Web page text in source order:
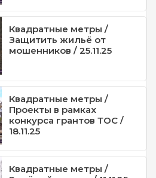
Квадратные метры /
Защитить жильё от
мошенников / 25.11.25
Квадратные метры /
Проекты в рамках
конкурса грантов ТОС /
18.11.25
Квадратные метры /